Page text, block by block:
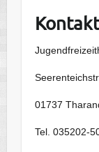
01737
Tel. 035202-